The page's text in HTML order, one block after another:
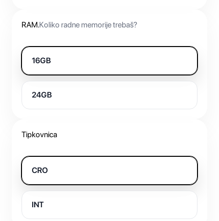
RAM.Koliko radne memorije trebaš?
16GB
24GB
Tipkovnica
CRO
INT